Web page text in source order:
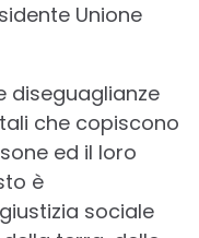
Unione
diseguaglianze
che copiscono
ed il loro
è
sociale